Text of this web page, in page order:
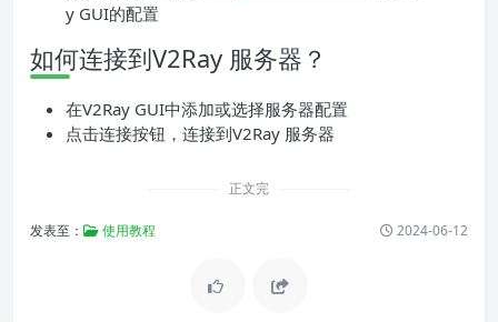
y GUI的配置
如何连接到V2Ray 服务器？
在V2Ray GUI中添加或选择服务器配置
点击连接按钮，连接到V2Ray 服务器
正文完
发表至： 使用教程 2024-06-12